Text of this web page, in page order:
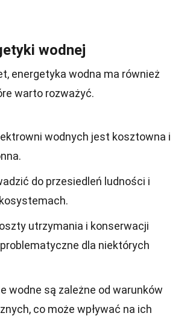
wodnej
energetyka wodna ma również
warto rozważyć.
wodnych jest kosztowna i
do przesiedleń ludności i
utrzymania i konserwacji
dla niektórych
wodne są zależne od warunków
co może wpływać na ich